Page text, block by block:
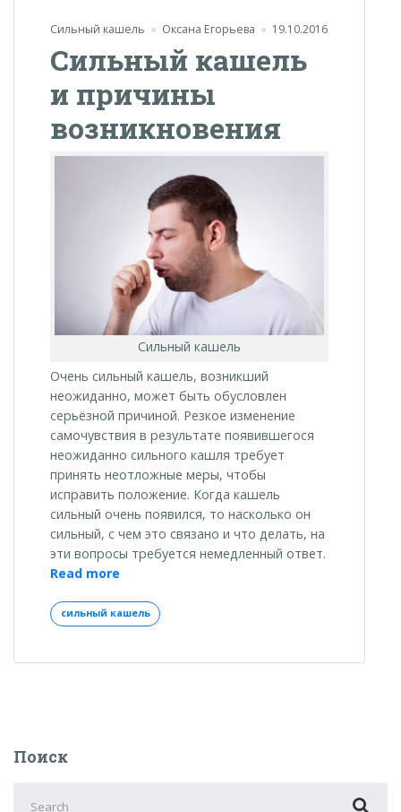
Сильный кашель Оксана Егорьева 19.10.2016
Сильный кашель
и причины
возникновения
Сильный кашель
Очень сильный кашель, возникший
неожиданно, может быть обусловлен
серьёзной причиной. Резкое изменение
самочувствия в результате появившегося
неожиданно сильного кашля требует
принять неотложные меры, чтобы
исправить положение. Когда кашель
сильный очень появился, то насколько он
сильный, с чем это связано и что делать, на
эти вопросы требуется немедленный ответ.
Read more
и
причины
сильный кашель
Поиск